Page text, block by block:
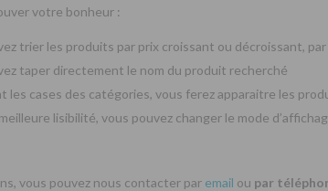
votre bonheur :
trier les produits par prix croissant ou décroissant,
taper directement le nom du produit recherché
les cases des catégories, vous ferez apparaitre les
lisibilité, vous pouvez changer le mode
vous pouvez nous contacter par email ou par